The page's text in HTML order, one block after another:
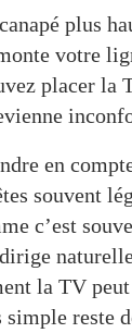
plus
votre
placer la
en
souvent
c’est
la TV
reste